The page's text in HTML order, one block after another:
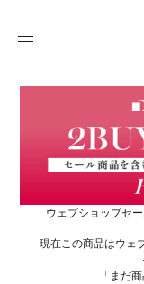
ウェブショップセ
現在この商品はウェ
「まだ